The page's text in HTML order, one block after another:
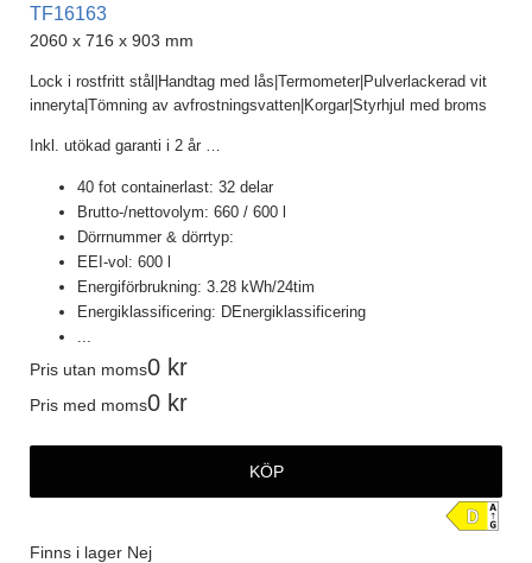
TF16163
2060 x 716 x 903 mm
Lock i rostfritt stål|Handtag med lås|Termometer|Pulverlackerad vit
inneryta|Tömning av avfrostningsvatten|Korgar|Styrhjul med broms
Inkl. utökad garanti i 2 år …
40 fot containerlast: 32 delar
Brutto-/nettovolym: 660 / 600 l
Dörrnummer & dörrtyp:
EEI-vol: 600 l
Energiförbrukning: 3.28 kWh/24tim
Energiklassificering: DEnergiklassificering
...
Pris utan moms0
Pris med moms0
KÖP
Finns i lager Nej